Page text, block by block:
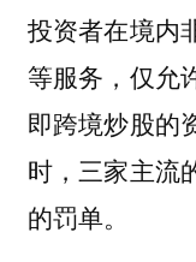
投资者在境内
等服务，仅允
即跨境炒股的
时，三家主流
的罚单。